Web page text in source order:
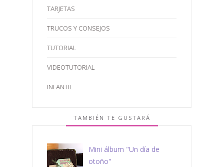
TARJETAS
TRUCOS Y CONSEJOS
TUTORIAL
VIDEOTUTORIAL
INFANTIL
TAMBIÉN TE GUSTARÁ
Mini álbum "Un día de
otoño"